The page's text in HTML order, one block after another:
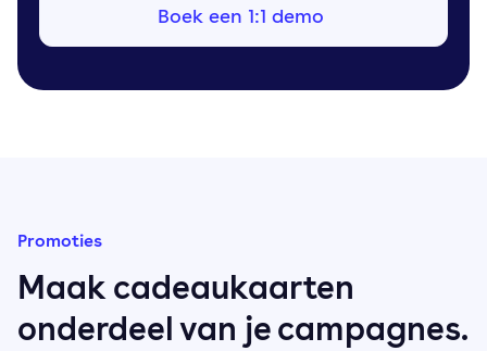
Boek een 1:1 demo
Promoties
Maak cadeaukaarten
onderdeel van je campagnes.